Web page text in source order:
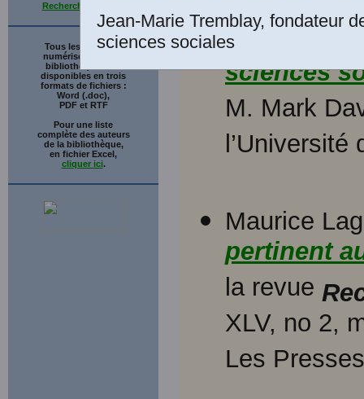
Recherche avancée
Tous les ouvrages
numérisés de cette
bibliothèque sont
disponibles en trois
formats de fichiers :
Word (.doc),
PDF et RTF
Pour une liste
complète des auteurs
de la bibliothèque,
en fichier Excel,
cliquer ici.
Mark-David
sciences
M. Mark
Maurice
pertinent
la revue
XLV, no 2,
Les
Jean-Marie Tremblay, fondateur
sciences sociales